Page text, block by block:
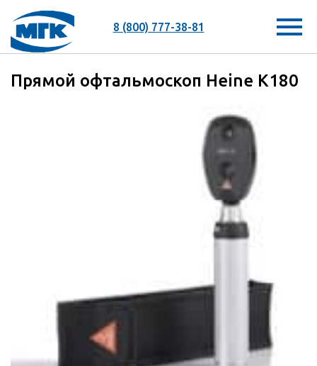
8 (800) 777-38-81
Прямой офтальмоскоп Heine K180